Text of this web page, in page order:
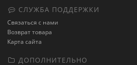
СЛУЖБА ПОДДЕРЖКИ
Связаться с нами
Возврат товара
Карта сайта
ДОПОЛНИТЕЛЬНО